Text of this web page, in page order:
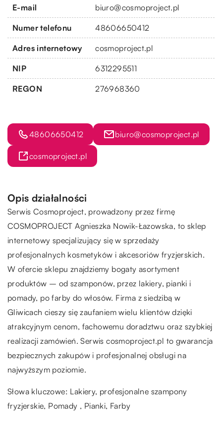
E-mail biuro@cosmoproject.pl
Numer telefonu 48606650412
Adres internetowy cosmoproject.pl
NIP 6312295511
REGON 276968360
48606650412 biuro@cosmoproject.pl
cosmoproject.pl
Opis działalności
Serwis Cosmoproject, prowadzony przez firmę
COSMOPROJECT Agnieszka Nowik-Łazowska, to sklep
internetowy specjalizujący się w sprzedaży
profesjonalnych kosmetyków i akcesoriów fryzjerskich.
W ofercie sklepu znajdziemy bogaty asortyment
produktów – od szamponów, przez lakiery, pianki i
pomady, po farby do włosów. Firma z siedzibą w
Gliwicach cieszy się zaufaniem wielu klientów dzięki
atrakcyjnym cenom, fachowemu doradztwu oraz szybkiej
realizacji zamówień. Serwis cosmoproject.pl to gwarancja
bezpiecznych zakupów i profesjonalnej obsługi na
najwyższym poziomie.
Słowa kluczowe: Lakiery, profesjonalne szampony
fryzjerskie, Pomady , Pianki, Farby